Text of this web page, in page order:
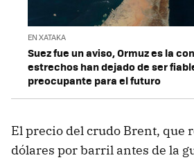
EN XATAKA
Suez fue un aviso, Ormuz es la
estrechos han dejado de ser
preocupante para el futuro
El precio del crudo Brent, que
dólares por barril antes de la